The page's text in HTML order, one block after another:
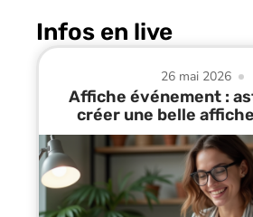
Infos en live
26 mai 2026
Affiche événement :
créer une belle